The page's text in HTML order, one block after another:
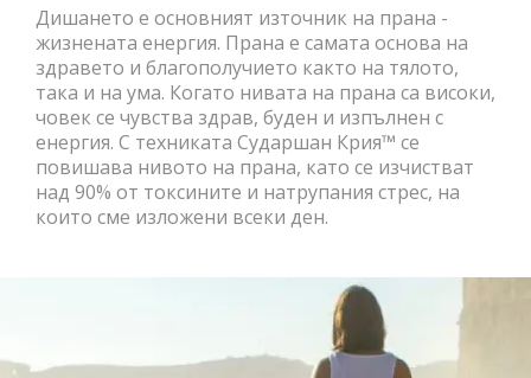
Дишането е основният източник на прана -
жизнената енергия. Прана е самата основа на
здравето и благополучието както на тялото,
така и на ума. Когато нивата на прана са високи,
човек се чувства здрав, буден и изпълнен с
енергия. С техниката Сударшан Крия™ се
повишава нивото на прана, като се изчистват
над 90% от токсините и натрупания стрес, на
които сме изложени всеки ден.